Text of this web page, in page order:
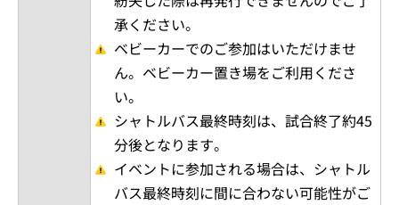
承ください。
ベビーカーでのご参加はいただけませ
ん。ベビーカー置き場をご利用くださ
い。
シャトルバス最終時刻は、試合終了約45
分後となります。
イベントに参加される場合は、シャトル
バス最終時刻に間に合わない可能性がご